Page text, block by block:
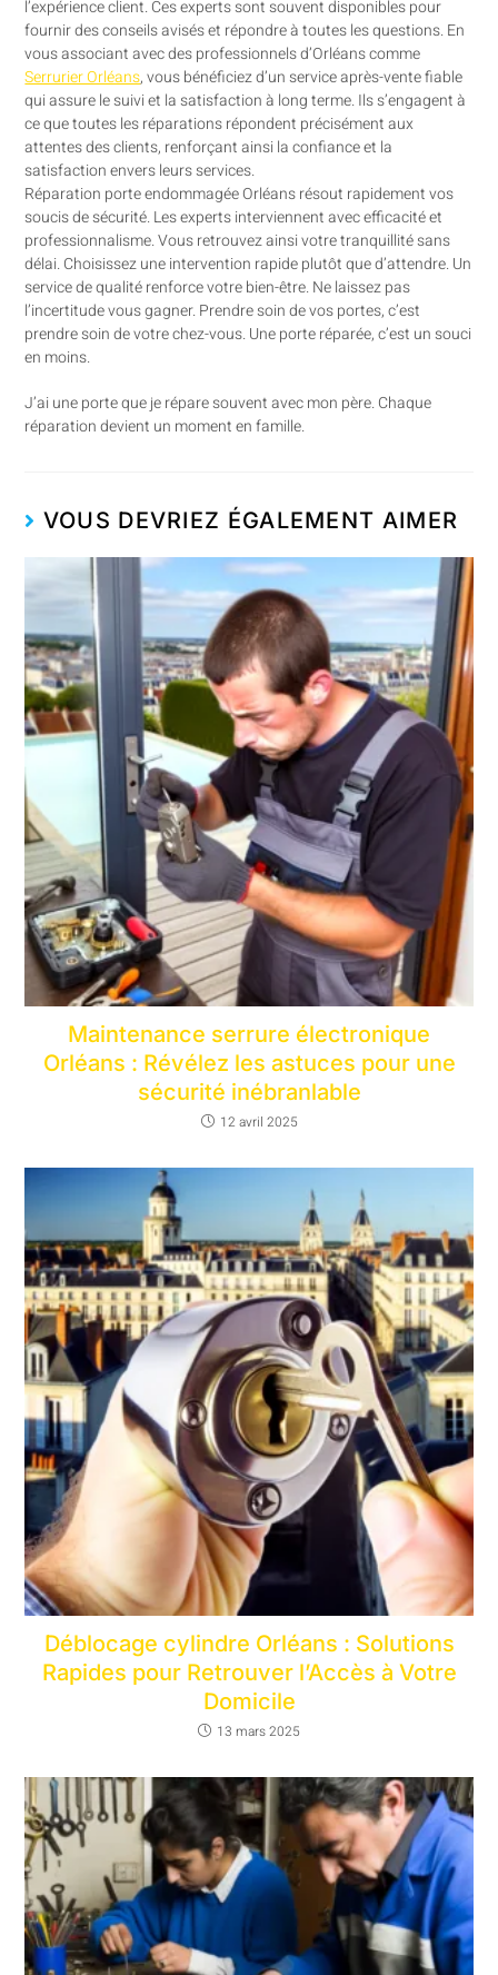
l’expérience client. Ces experts sont souvent disponibles pour
fournir des conseils avisés et répondre à toutes les questions. En
vous associant avec des professionnels d’Orléans comme
Serrurier Orléans, vous bénéficiez d’un service après-vente fiable
qui assure le suivi et la satisfaction à long terme. Ils s’engagent à
ce que toutes les réparations répondent précisément aux
attentes des clients, renforçant ainsi la confiance et la
satisfaction envers leurs services.
Réparation porte endommagée Orléans résout rapidement vos
soucis de sécurité. Les experts interviennent avec efficacité et
professionnalisme. Vous retrouvez ainsi votre tranquillité sans
délai. Choisissez une intervention rapide plutôt que d’attendre. Un
service de qualité renforce votre bien-être. Ne laissez pas
l’incertitude vous gagner. Prendre soin de vos portes, c’est
prendre soin de votre chez-vous. Une porte réparée, c’est un souci
en moins.
J’ai une porte que je répare souvent avec mon père. Chaque
réparation devient un moment en famille.
VOUS DEVRIEZ ÉGALEMENT AIMER
Maintenance serrure électronique
Orléans : Révélez les astuces pour une
sécurité inébranlable
12 avril 2025
Déblocage cylindre Orléans : Solutions
Rapides pour Retrouver l’Accès à Votre
Domicile
13 mars 2025